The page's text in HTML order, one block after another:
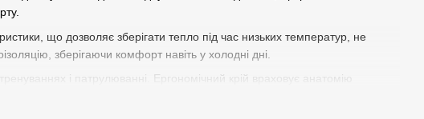
що дозволяє зберігати тепло під час низьких температур, не
зберігаючи комфорт навіть у холодні дні.
і патрулюванні. Ергономічний крій враховує анатомію